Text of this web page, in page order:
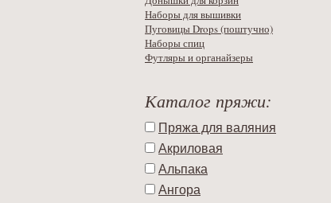
Наборы для вышивки
Пуговицы Drops (поштучно)
Наборы спиц
Футляры и органайзеры
Каталог пряжи:
Пряжа для валяния
Акриловая
Альпака
Ангора